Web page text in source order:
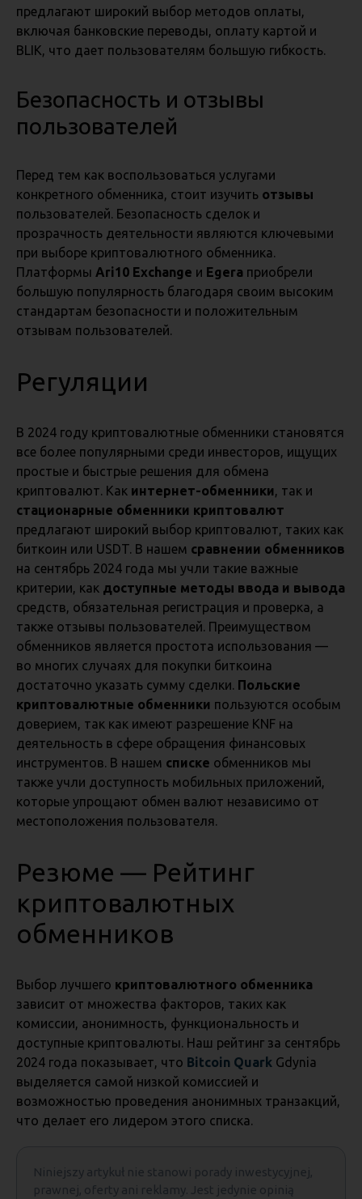
предлагают широкий выбор методов оплаты,
включая банковские переводы, оплату картой и
BLIK, что дает пользователям большую гибкость.
Безопасность и отзывы
пользователей
Перед тем как воспользоваться услугами
конкретного обменника, стоит изучить отзывы
пользователей. Безопасность сделок и
прозрачность деятельности являются ключевыми
при выборе криптовалютного обменника.
Платформы Ari10 Exchange и Egera приобрели
большую популярность благодаря своим высоким
стандартам безопасности и положительным
отзывам пользователей.
Регуляции
В 2024 году криптовалютные обменники становятся
все более популярными среди инвесторов, ищущих
простые и быстрые решения для обмена
криптовалют. Как интернет-обменники, так и
стационарные обменники криптовалют
предлагают широкий выбор криптовалют, таких как
биткоин или USDT. В нашем сравнении обменников
на сентябрь 2024 года мы учли такие важные
критерии, как доступные методы ввода и вывода
средств, обязательная регистрация и проверка, а
также отзывы пользователей. Преимуществом
обменников является простота использования —
во многих случаях для покупки биткоина
достаточно указать сумму сделки. Польские
криптовалютные обменники пользуются особым
доверием, так как имеют разрешение KNF на
деятельность в сфере обращения финансовых
инструментов. В нашем списке обменников мы
также учли доступность мобильных приложений,
которые упрощают обмен валют независимо от
местоположения пользователя.
Резюме — Рейтинг
криптовалютных
обменников
Выбор лучшего криптовалютного обменника
зависит от множества факторов, таких как
комиссии, анонимность, функциональность и
доступные криптовалюты. Наш рейтинг за сентябрь
2024 года показывает, что Bitcoin Quark Gdynia
выделяется самой низкой комиссией и
возможностью проведения анонимных транзакций,
что делает его лидером этого списка.
Niniejszy artykuł nie stanowi porady inwestycyjnej,
prawnej, oferty ani reklamy. Jest jedynie opinią